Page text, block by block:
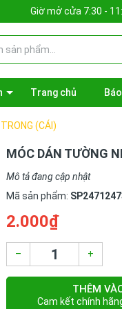
Giờ mở cửa 7:30 -
Trang chủ
(CÁI)
MÓC DÁN TƯỜNG
Mô tả đang cập nhật
Mã sản phẩm:
2.000₫
– +
THÊM
Cam kết chính